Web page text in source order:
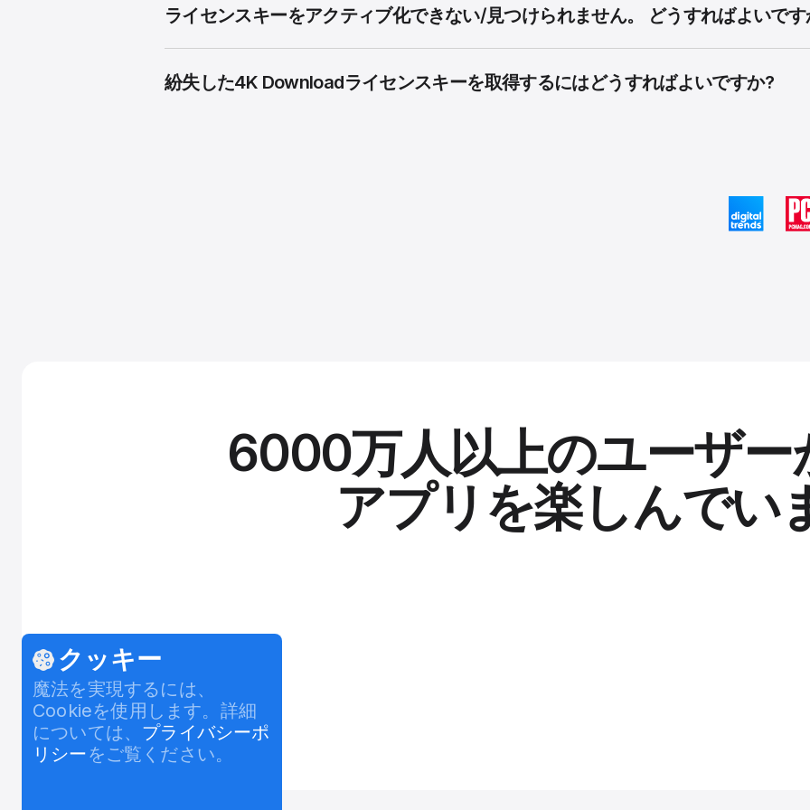
ライセンスキーをアクティブ化できない/見つけられません。 どうすればよいで
紛失した4K Downloadライセンスキーを取得するにはどうすればよいですか?
6000万人以上のユーザー
アプリを楽しんでい
クッキー
魔法を実現するには、
Cookieを使用します。詳細
については、 プライバシーポ
リシーをご覧ください。